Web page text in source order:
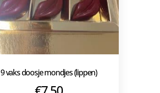
9 vaks doosje mondjes (lippen)